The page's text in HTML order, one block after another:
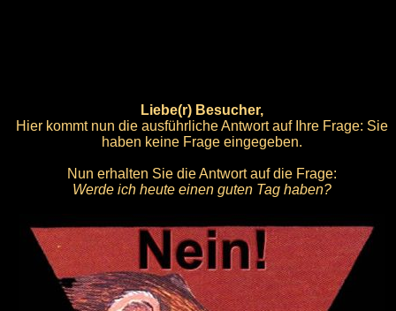
Liebe(r) Besucher,
Hier kommt nun die ausführliche Antwort auf Ihre Frage: Sie
haben keine Frage eingegeben.
Nun erhalten Sie die Antwort auf die Frage:
Werde ich heute einen guten Tag haben?